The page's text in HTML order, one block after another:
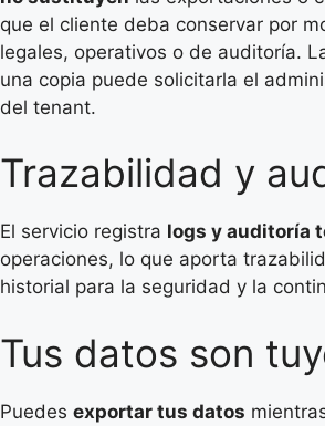
que el cliente deba conservar por
legales, operativos o de auditoría.
una copia puede solicitarla el
del tenant.
Trazabilidad y
El servicio registra logs y auditoría
operaciones, lo que aporta
historial para la seguridad y la
Tus datos son
Puedes exportar tus datos